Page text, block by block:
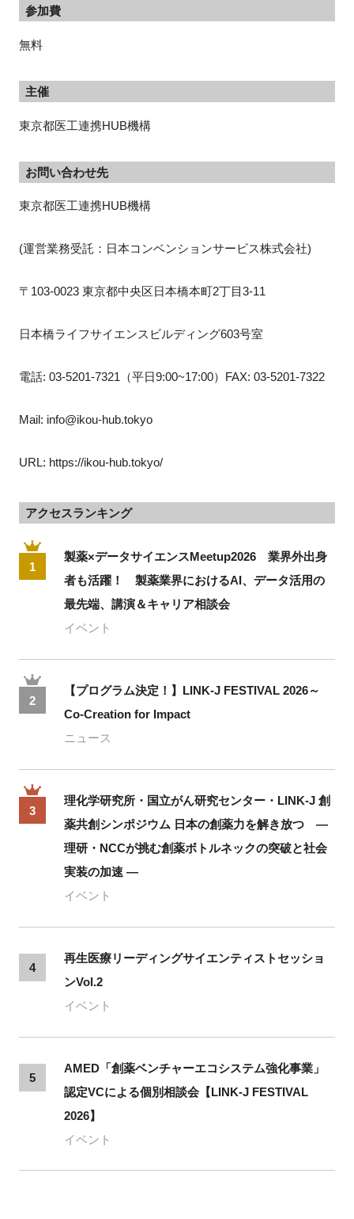
参加費
無料
主催
東京都医工連携HUB機構
お問い合わせ先
東京都医工連携HUB機構
(運営業務受託：日本コンベンションサービス株式会社)
〒103-0023 東京都中央区日本橋本町2丁目3-11
日本橋ライフサイエンスビルディング603号室
電話: 03-5201-7321（平日9:00~17:00）FAX: 03-5201-7322
Mail: info@ikou-hub.tokyo
URL: https://ikou-hub.tokyo/
アクセスランキング
1
製薬×データサイエンスMeetup2026 業界外出身
者も活躍！ 製薬業界におけるAI、データ活用の
最先端、講演＆キャリア相談会
イベント
2
【プログラム決定！】LINK-J FESTIVAL 2026～
Co-Creation for Impact
ニュース
3
理化学研究所・国立がん研究センター・LINK-J 創
薬共創シンポジウム 日本の創薬力を解き放つ ―
理研・NCCが挑む創薬ボトルネックの突破と社会
実装の加速 ―
イベント
4
再生医療リーディングサイエンティストセッショ
ンVol.2
イベント
5
AMED「創薬ベンチャーエコシステム強化事業」
認定VCによる個別相談会【LINK-J FESTIVAL
2026】
イベント